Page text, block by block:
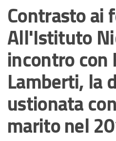
Contrasto ai
All'Istituto
incontro con
Lamberti, la
ustionata
marito nel